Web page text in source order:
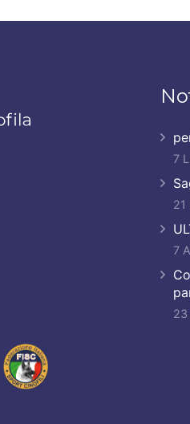
7
21
7